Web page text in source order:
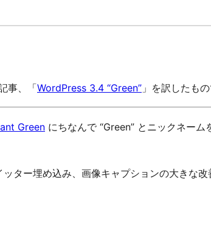
事、「WordPress 3.4 “Green” 」を訳したもの
Green にちなんで “Green” とニックネー
ター埋め込み、画像キャプションの大きな